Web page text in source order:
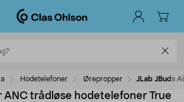
Hodetelefoner Ørepropper JLab JBuds
ANC trådløse hodetelefoner True